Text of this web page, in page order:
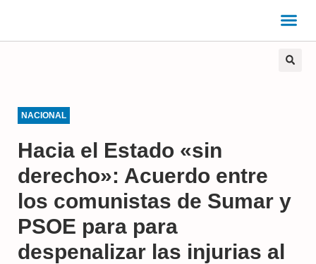
NACIONAL
Hacia el Estado «sin
derecho»: Acuerdo entre
los comunistas de Sumar y
PSOE para para
despenalizar las injurias al